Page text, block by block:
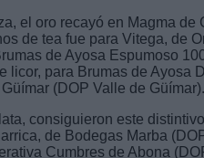
el oro recayó en Magma de
de tea fue para Vitega, de
de Ayosa Espumoso
licor, para Brumas de Ayosa
(DOP Valle de Güímar).
consiguieron este
de Bodegas Marba
Cumbres de Abona